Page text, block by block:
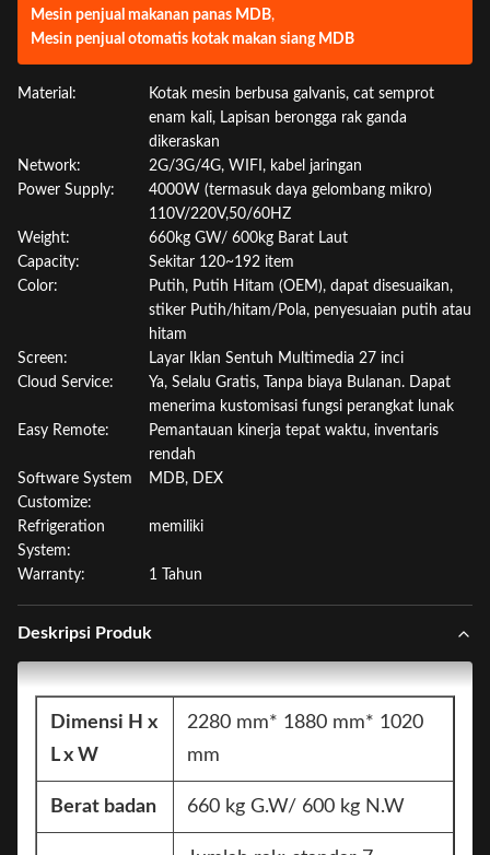
Mesin penjual makanan panas MDB,
Mesin penjual otomatis kotak makan siang MDB
Material:
Kotak mesin berbusa galvanis, cat semprot
enam kali, Lapisan berongga rak ganda
dikeraskan
Network:
2G/3G/4G, WIFI, kabel jaringan
Power Supply:
4000W (termasuk daya gelombang mikro)
110V/220V,50/60HZ
Weight:
660kg GW/ 600kg Barat Laut
Capacity:
Sekitar 120~192 item
Color:
Putih, Putih Hitam (OEM), dapat disesuaikan,
stiker Putih/hitam/Pola, penyesuaian putih atau
hitam
Screen:
Layar Iklan Sentuh Multimedia 27 inci
Cloud Service:
Ya, Selalu Gratis, Tanpa biaya Bulanan. Dapat
menerima kustomisasi fungsi perangkat lunak
Easy Remote:
Pemantauan kinerja tepat waktu, inventaris
rendah
Software System
Customize:
MDB, DEX
Refrigeration
System:
memiliki
Warranty: 1 Tahun
Deskripsi Produk
Dimensi H x
L x W
2280 mm* 1880 mm* 1020
mm
Berat badan 660 kg G.W/ 600 kg N.W